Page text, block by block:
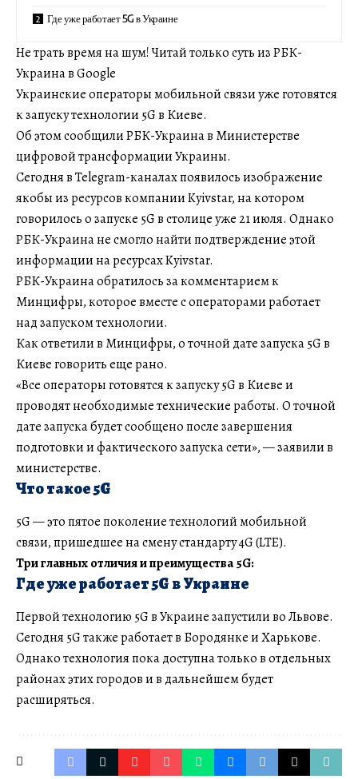
Где уже работает 5G в Украине
Не трать время на шум! Читай только суть из РБК-
Украина в Google
Украинские операторы мобильной связи уже готовятся
к запуску технологии 5G в Киеве.
Об этом сообщили РБК-Украина в Министерстве
цифровой трансформации Украины.
Сегодня в Telegram-каналах появилось изображение
якобы из ресурсов компании Kyivstar, на котором
говорилось о запуске 5G в столице уже 21 июля. Однако
РБК-Украина не смогло найти подтверждение этой
информации на ресурсах Kyivstar.
РБК-Украина обратилось за комментарием к
Минцифры, которое вместе с операторами работает
над запуском технологии.
Как ответили в Минцифры, о точной дате запуска 5G в
Киеве говорить еще рано.
«Все операторы готовятся к запуску 5G в Киеве и
проводят необходимые технические работы. О точной
дате запуска будет сообщено после завершения
подготовки и фактического запуска сети», — заявили в
министерстве.
Что такое 5G
5G — это пятое поколение технологий мобильной
связи, пришедшее на смену стандарту 4G (LTE).
Три главных отличия и преимущества 5G:
Где уже работает 5G в Украине
Первой технологию 5G в Украине запустили во Львове.
Сегодня 5G также работает в Бородянке и Харькове.
Однако технология пока доступна только в отдельных
районах этих городов и в дальнейшем будет
расширяться.